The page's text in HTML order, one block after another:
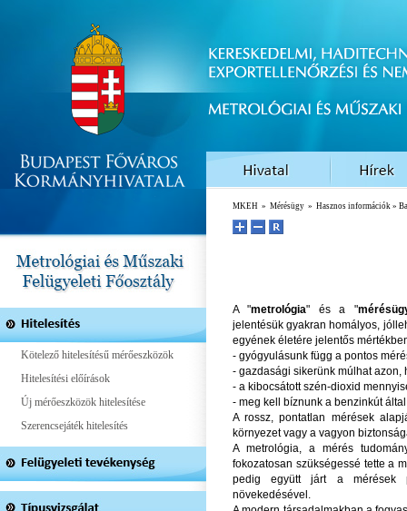
Kötelező hitelesítésű mérőeszközök
Hitelesítési előírások
Új mérőeszközök hitelesítése
Szerencsejáték hitelesítés
MKEH » Mérésügy » Hasznos információk »
A "metrológia" és a "
jelentésük gyakran homályos,
egyének életére jelentős
- gyógyulásunk függ a pontos
- gazdasági sikerünk múlhat
- a kibocsátott szén-dioxid
- meg kell bíznunk a benzinkút
A rossz, pontatlan mérések
környezet vagy a vagyon
A metrológia, a mérés
fokozatosan szükségessé tette a
pedig együtt járt a mérések
növekedésével.